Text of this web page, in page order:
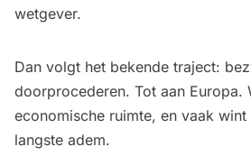
wetgever.
Dan volgt het bekende traject:
doorprocederen. Tot aan Europa.
economische ruimte, en vaak
langste adem.